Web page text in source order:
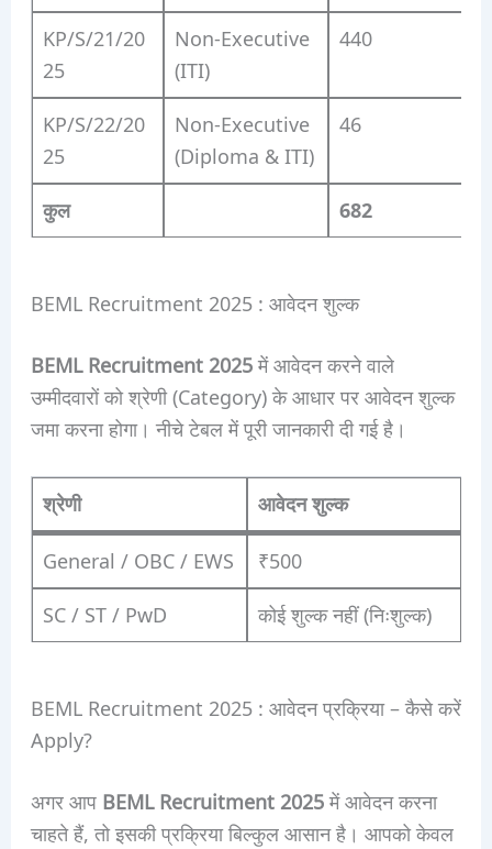
KP/S/21/20
25
Non-Executive
(ITI)
440
KP/S/22/20
25
Non-Executive
(Diploma & ITI)
46
कुल 682
BEML Recruitment 2025 : आवेदन शुल्क
BEML Recruitment 2025में आवेदन करने वाले
उम्मीदवारों को श्रेणी (Category) के आधार पर आवेदन शुल्क
जमा करना होगा। नीचे टेबल में पूरी जानकारी दी गई है।
श्रेणी आवेदन शुल्क
General / OBC / EWS ₹500
SC / ST / PwD कोई शुल्क नहीं (निःशुल्क)
BEML Recruitment 2025 : आवेदन प्रक्रिया – कैसे करें
Apply?
अगर आप BEML Recruitment 2025में आवेदन करना
चाहते हैं, तो इसकी प्रक्रिया बिल्कुल आसान है। आपको केवल